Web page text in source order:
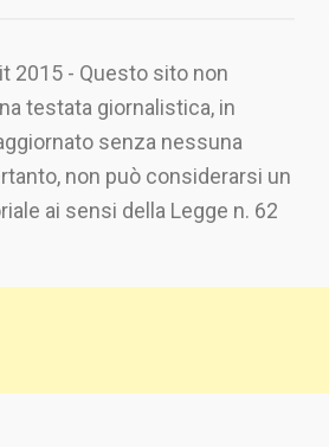
2015 - Questo sito non
testata giornalistica, in
senza nessuna
non può considerarsi un
ai sensi della Legge n. 62